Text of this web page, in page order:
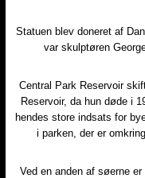
Statuen blev doneret af
var skulptøren
Central Park Reservoir
Reservoir, da hun døde i
hendes store indsats for
i parken, der er
Ved en anden af søerne